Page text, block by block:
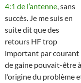
4:1 de l’antenne, sans
succès. Je me suis en
suite dit que des
retours HF trop
important par courant
de gaine pouvait-être à
l’origine du problème